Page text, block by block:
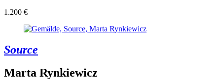
1.200 €
Source
Marta Rynkiewicz